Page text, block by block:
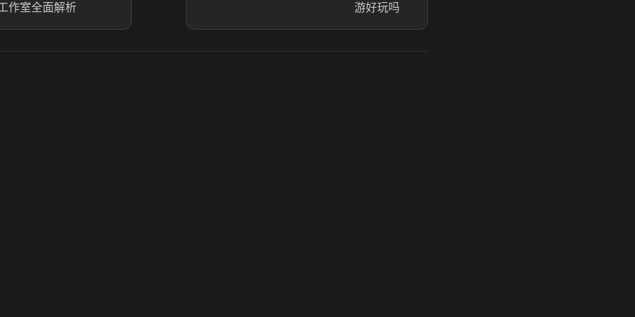
作室全面解析
游好玩吗